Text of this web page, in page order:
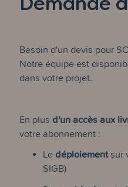
Besoin d'un devis pour
Notre équipe est
dans votre projet.
En plusd'un accès aux
votre abonnement :
Ledéploiementsur
SIGB)